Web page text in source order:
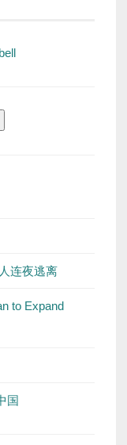
连夜逃离
to Expand
国